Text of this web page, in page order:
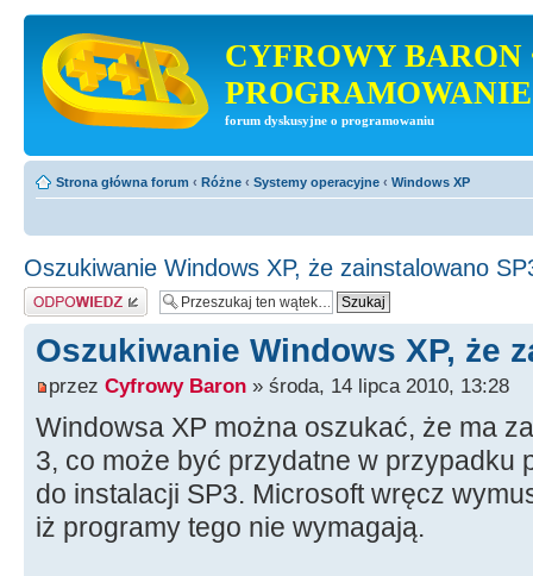
CYFROWY BARON
PROGRAMOWANIE
forum dyskusyjne o programowaniu
Strona główna forum ‹ Różne ‹ Systemy operacyjne ‹ Windows XP
Oszukiwanie Windows XP, że zainstalowano
Odpowiedz
Oszukiwanie Windows XP, że
przez Cyfrowy Baron » środa, 14 lipca 2010, 13:28
Windowsa XP można oszukać, że ma
3, co może być przydatne w przypadku
do instalacji SP3. Microsoft wręcz
iż programy tego nie wymagają.